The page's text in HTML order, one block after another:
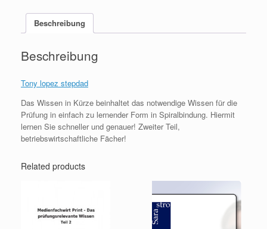
Kürze
quantity
Beschreibung
Beschreibung
Tony lopez stepdad
Das Wissen in Kürze beinhaltet das notwendige Wissen für die
Prüfung in einfach zu lernender Form in Spiralbindung. Hiermit
lernen Sie schneller und genauer! Zweiter Teil,
betriebswirtschaftliche Fächer!
Related products